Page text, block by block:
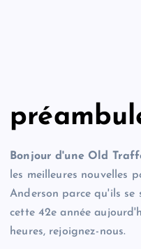
Bonjour d'une Old
les meilleures nouvelles
Anderson parce qu'ils se
cette 42e année
heures, rejoignez-nous.